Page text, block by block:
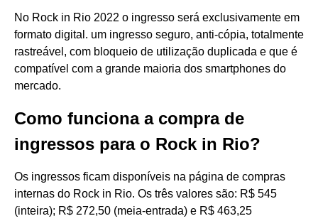
No Rock in Rio 2022 o ingresso será exclusivamente em
formato digital. um ingresso seguro, anti-cópia, totalmente
rastreável, com bloqueio de utilização duplicada e que é
compatível com a grande maioria dos smartphones do
mercado.
Como funciona a compra de
ingressos para o Rock in Rio?
Os ingressos ficam disponíveis na página de compras
internas do Rock in Rio. Os três valores são: R$ 545
(inteira); R$ 272,50 (meia-entrada) e R$ 463,25